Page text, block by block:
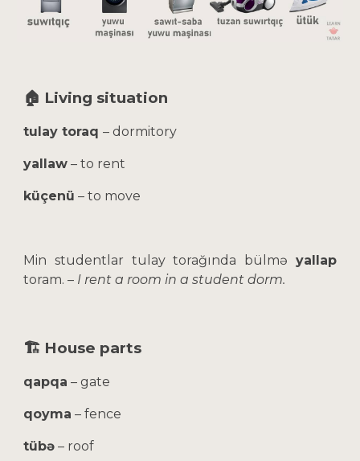
🏠 Living situation
tulay toraq– dormitory
yallaw – to rent
küçenü – to move
Min studentlar tulay torağında bülmə yallap
toram.– I rent a room in a student dorm.
🏗️ House parts
qapqa – gate
qoyma – fence
tübə – roof